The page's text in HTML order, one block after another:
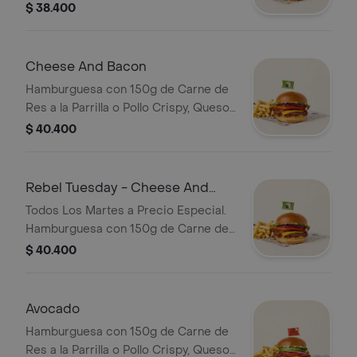
Lonchas de Queso Americano Tipo
Brioche Dorado en Mantequilla.
Ensalada.
$ 38.400
Cheese And Bacon
Hamburguesa con 150g de Carne de
Res a la Parrilla o Pollo Crispy, Queso
Americano Tipo Cheddar, Tocineta,
Dorado en Mantequilla. Incluye
Acompañamiento de Papas o
Ensalada.
$ 40.400
Rebel Tuesday - Cheese And
Bacon
Todos Los Martes a Precio Especial.
Hamburguesa con 150g de Carne de
Res a la Parrilla, Queso Americano
Mostaza en Pan Brioche Dorado en
Francesa.
$ 40.400
Avocado
Hamburguesa con 150g de Carne de
Res a la Parrilla o Pollo Crispy, Queso